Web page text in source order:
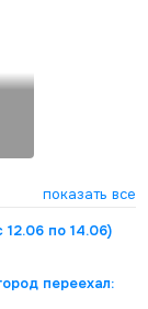
показать все
по 14.06)
переехал: